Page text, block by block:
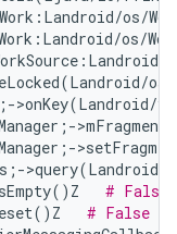
os/
os/
# False
# False